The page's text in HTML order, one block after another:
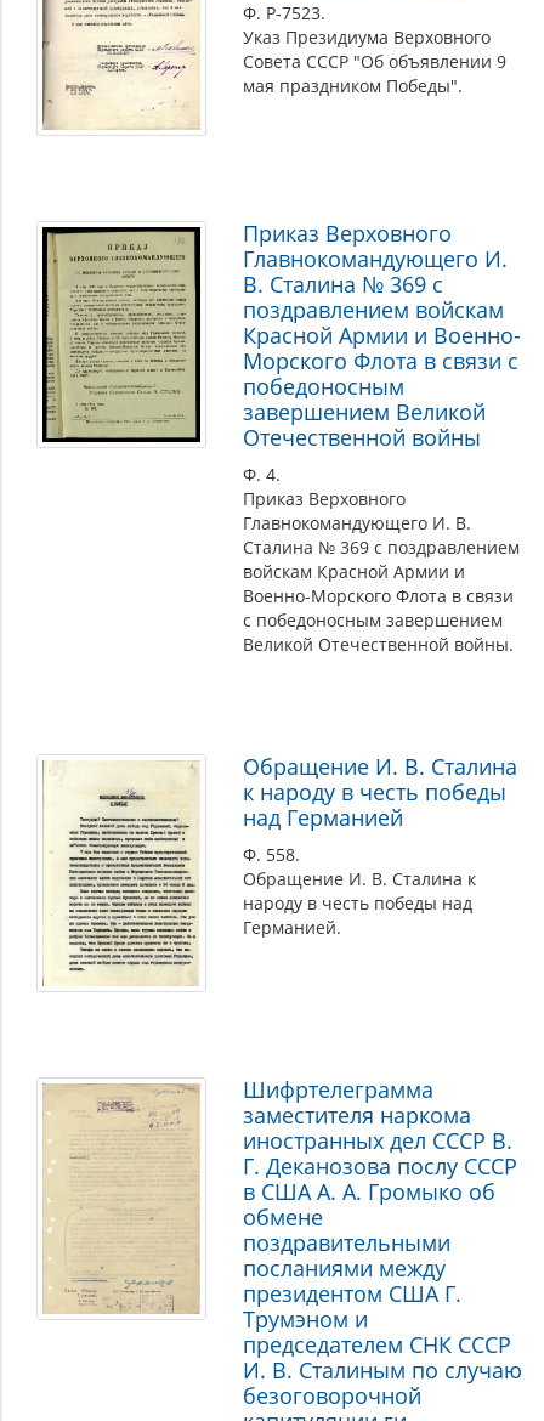
Ф. Р-7523.
Указ Президиума Верховного
Совета СССР "Об объявлении 9
мая праздником Победы".
Приказ Верховного
Главнокомандующего И.
В. Сталина № 369 с
поздравлением войскам
Красной Армии и Военно-
Морского Флота в связи с
победоносным
завершением Великой
Отечественной войны
Ф. 4.
Приказ Верховного
Главнокомандующего И. В.
Сталина № 369 с поздравлением
войскам Красной Армии и
Военно-Морского Флота в связи
с победоносным завершением
Великой Отечественной войны.
Обращение И. В. Сталина
к народу в честь победы
над Германией
Ф. 558.
Обращение И. В. Сталина к
народу в честь победы над
Германией.
Шифртелеграмма
заместителя наркома
иностранных дел СССР В.
Г. Деканозова послу СССР
в США А. А. Громыко об
обмене
поздравительными
посланиями между
президентом США Г.
Трумэном и
председателем СНК СССР
И. В. Сталиным по случаю
безоговорочной